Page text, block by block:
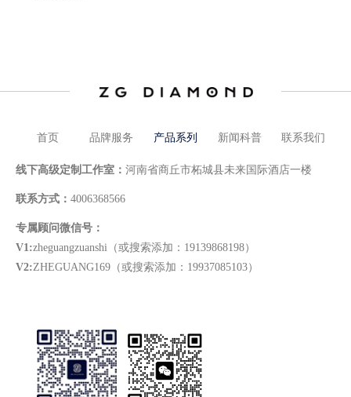
首页 品牌服务 产品系列 新闻科普 联系我们
线下高级定制工作室： 河南省商丘市柘城县未来国际酒店一楼
联系方式： 4006368566
专属顾问微信号：
V1:zheguangzuanshi（或搜索添加：19139868198）
V2:ZHEGUANG169（或搜索添加：19937085103）